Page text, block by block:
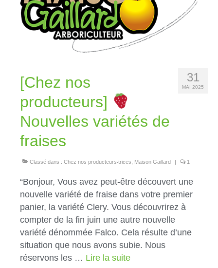
31
MAI 2025
[Chez nos
producteurs]
Nouvelles variétés de
fraises
Classé dans : Chez nos producteurs‧trices Maison Gaillard | 1
“Bonjour, Vous avez peut-être découvert une
nouvelle variété de fraise dans votre premier
panier, la variété Clery. Vous découvrirez à
compter de la fin juin une autre nouvelle
variété dénommée Falco. Cela résulte d’une
situation que nous avons subie. Nous
réservons les … Lire la suite­­